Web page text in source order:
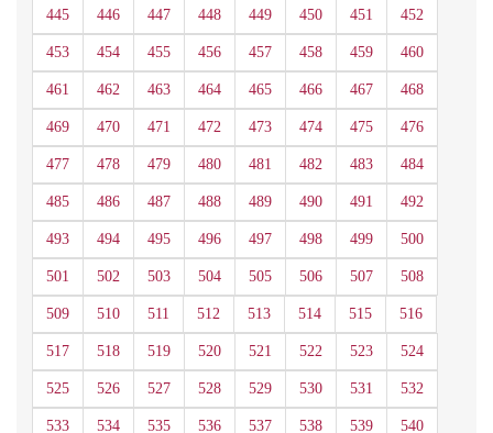
445 446 447 448 449 450 451 452
453 454 455 456 457 458 459 460
461 462 463 464 465 466 467 468
469 470 471 472 473 474 475 476
477 478 479 480 481 482 483 484
485 486 487 488 489 490 491 492
493 494 495 496 497 498 499 500
501 502 503 504 505 506 507 508
509 510 511 512 513 514 515 516
517 518 519 520 521 522 523 524
525 526 527 528 529 530 531 532
533 534 535 536 537 538 539 540